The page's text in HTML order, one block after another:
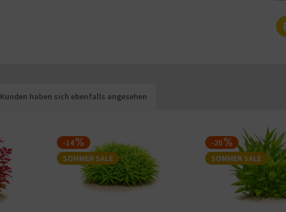
Kunden haben sich ebenfalls angesehen
-14
SOMMER SALE
-20
SOMMER SALE